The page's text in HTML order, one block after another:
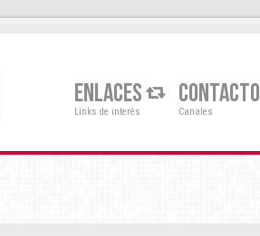
ENLACES
Links de interés
CONTACTO
Canales